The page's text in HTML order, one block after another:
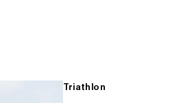
Triathlon